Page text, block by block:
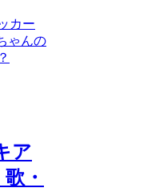
カー
ゃんの
ア
・